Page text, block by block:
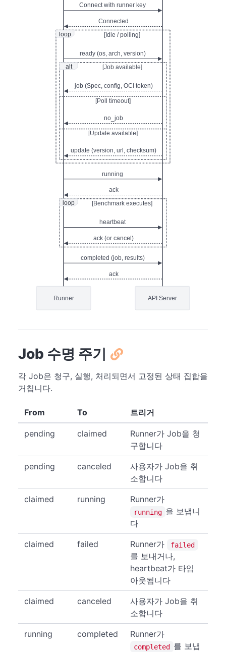
API Server
Runner
alt [Job available]
[Poll timeout]
[Update available]
loop [Idle / polling]
loop [Benchmark executes]
Connect with runner key
Connected
ready (os, arch, version)
job (Spec, config, OCI token)
no_job
update (version, url, checksum)
running
ack
heartbeat
ack (or cancel)
completed (job, results)
ack
Job 수명 주기
각 Job은 청구, 실행, 처리되면서 고정된 상태 집합을
거칩니다.
From To 트리거
pending claimed
Runner가 Job을 청
구합니다
pending canceled
사용자가 Job을 취
소합니다
claimed running Runner가
running 을 보냅니
다
claimed failed Runner가 failed
를 보내거나,
heartbeat가 타임
아웃됩니다
claimed canceled
사용자가 Job을 취
소합니다
running completed Runner가
completed 를 보냅